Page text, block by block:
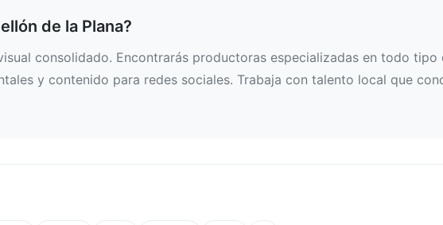
de la Plana?
consolidado. Encontrarás productoras especializadas en todo
y contenido para redes sociales. Trabaja con talento local que